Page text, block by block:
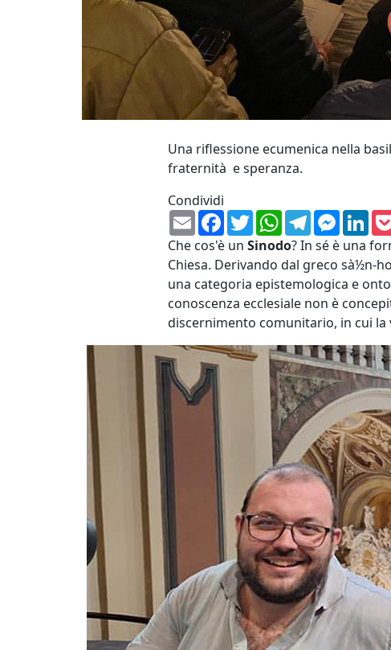
Una riflessione ecumenica nella
fraternità e speranza.
Condividi
EmailFacebook
TwitterWhatsApp
Telegram
Che cos'è un Sinodo? In sé è una
Chiesa. Derivando dal greco sà½n-
una categoria epistemologica e
conoscenza ecclesiale non è
discernimento comunitario, in cui